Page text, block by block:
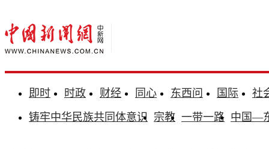
即时 时政 财经 同心 东西问 国际
社
铸牢中华民族共同体意识 宗教 一带一路 中国—